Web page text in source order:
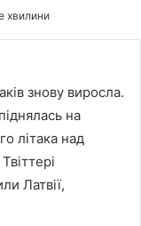
хвилини
знову виросла.
на
літака над
Латвії,